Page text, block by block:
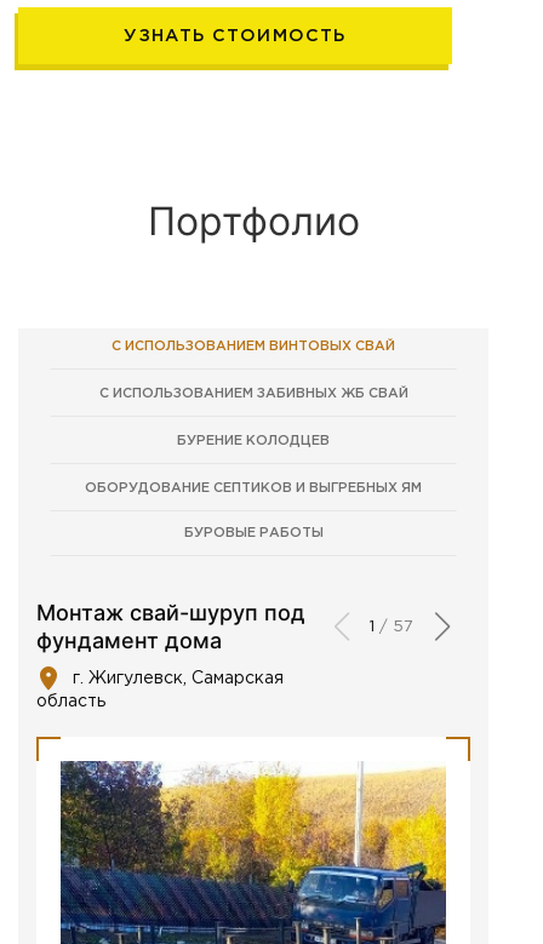
Портфолио
С ИСПОЛЬЗОВАНИЕМ ВИНТОВЫХ СВАЙ
С ИСПОЛЬЗОВАНИЕМ ЗАБИВНЫХ ЖБ СВАЙ
БУРЕНИЕ КОЛОДЦЕВ
ОБОРУДОВАНИЕ СЕПТИКОВ И ВЫГРЕБНЫХ ЯМ
БУРОВЫЕ РАБОТЫ
1 / 57
Монтаж свай-шуруп под
фундамент дома
г. Жигулевск, Самарская
область